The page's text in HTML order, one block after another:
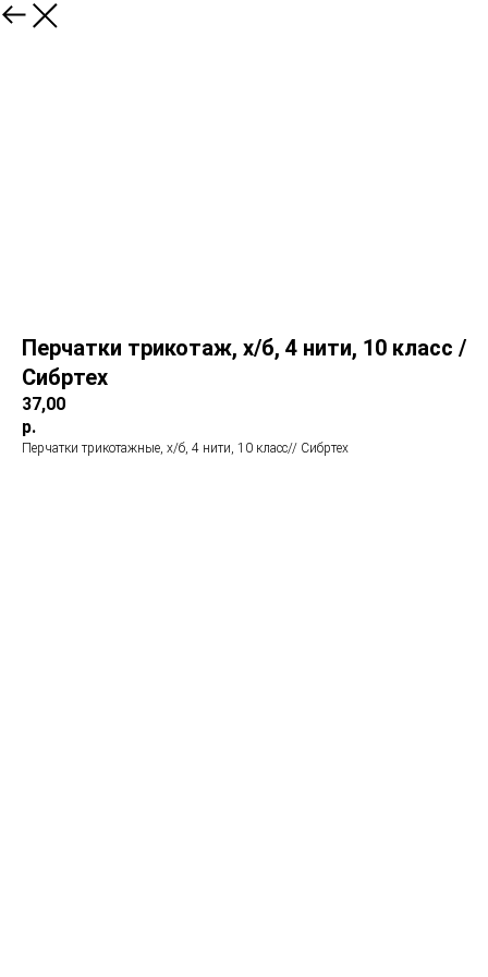
Перчатки трикотаж, х/б, 4 нити, 10 класс /
Сибртех
37,00
р.
Перчатки трикотажные, х/б, 4 нити, 10 класс// Сибртех